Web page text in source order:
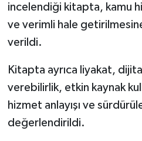
incelendiği kitapta, kamu
ve verimli hale
verildi.
Kitapta ayrıca liyakat,
verebilirlik, etkin kaynak
hizmet anlayışı ve
değerlendirildi.
TATLISU
TEKNOLOJİ
TİCARET
YAŞAM